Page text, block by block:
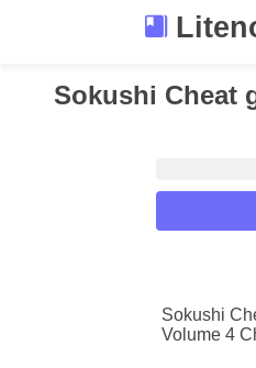
Sokushi Cheat
Font :
Titillium
Sokushi
Volume 4